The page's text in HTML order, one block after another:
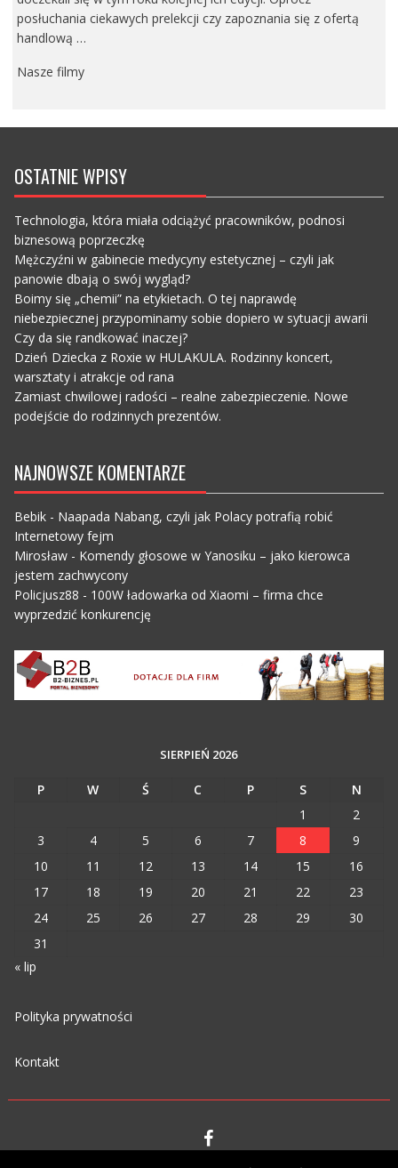
posłuchania ciekawych prelekcji czy zapoznania się z ofertą
handlową …
Nasze filmy
OSTATNIE WPISY
Technologia, która miała odciążyć pracowników, podnosi
biznesową poprzeczkę
Mężczyźni w gabinecie medycyny estetycznej – czyli jak
panowie dbają o swój wygląd?
Boimy się „chemii” na etykietach. O tej naprawdę
niebezpiecznej przypominamy sobie dopiero w sytuacji awarii
Czy da się randkować inaczej?
Dzień Dziecka z Roxie w HULAKULA. Rodzinny koncert,
warsztaty i atrakcje od rana
Zamiast chwilowej radości – realne zabezpieczenie. Nowe
podejście do rodzinnych prezentów.
NAJNOWSZE KOMENTARZE
Bebik- Naapada Nabang, czyli jak Polacy potrafią robić
Internetowy fejm
Mirosław- Komendy głosowe w Yanosiku – jako kierowca
jestem zachwycony
Policjusz88 - 100W ładowarka od Xiaomi – firma chce
wyprzedzić konkurencję
SIERPIEŃ 2026
P W Ś C P S
N
1
2
3
4 5 6 7 8
9
10
11 12 13 14 15
16
17
18 19 20 21 22
23
24
25 26 27 28 29
30
31
« lip
Polityka prywatności
Kontakt